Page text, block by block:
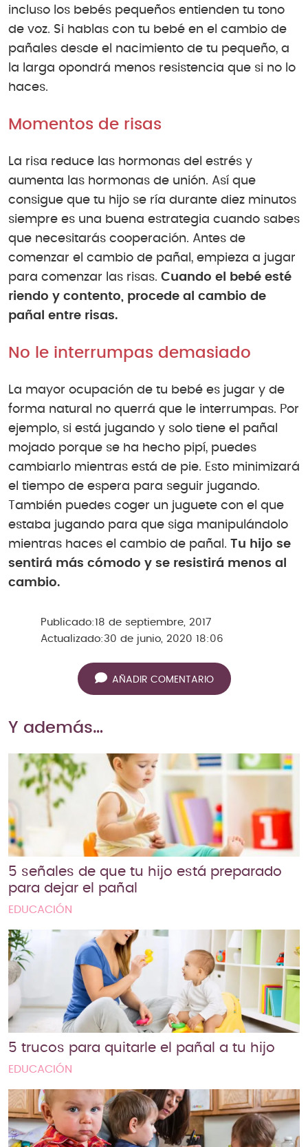
incluso los bebés pequeños entienden tu tono
de voz. Si hablas con tu bebé en el cambio de
pañales desde el nacimiento de tu pequeño, a
la larga opondrá menos resistencia que si no lo
haces.
Momentos de risas
La risa reduce las hormonas del estrés y
aumenta las hormonas de unión. Así que
consigue que tu hijo se ría durante diez minutos
siempre es una buena estrategia cuando sabes
que necesitarás cooperación. Antes de
comenzar el cambio de pañal, empieza a jugar
para comenzar las risas. Cuando el bebé esté
riendo y contento, procede al cambio de
pañal entre risas.
No le interrumpas demasiado
La mayor ocupación de tu bebé es jugar y de
forma natural no querrá que le interrumpas. Por
ejemplo, si está jugando y solo tiene el pañal
mojado porque se ha hecho pipí, puedes
cambiarlo mientras está de pie. Esto minimizará
el tiempo de espera para seguir jugando.
También puedes coger un juguete con el que
estaba jugando para que siga manipulándolo
mientras haces el cambio de pañal. Tu hijo se
sentirá más cómodo y se resistirá menos al
cambio.
Publicado:18 de septiembre, 2017
Actualizado: 30 de junio, 2020 18:06
AÑADIR COMENTARIO
Y además…
5 señales de que tu hijo está preparado
para dejar el pañal
EDUCACIÓN
5 trucos para quitarle el pañal a tu hijo
EDUCACIÓN